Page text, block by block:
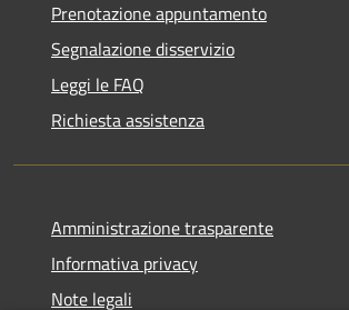
Prenotazione appuntamento
Segnalazione disservizio
Leggi le FAQ
Richiesta assistenza
Amministrazione trasparente
Informativa privacy
Note legali